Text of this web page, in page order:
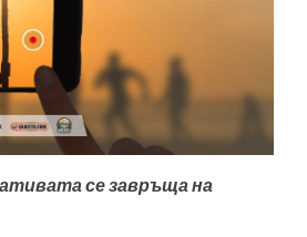
се завръща на